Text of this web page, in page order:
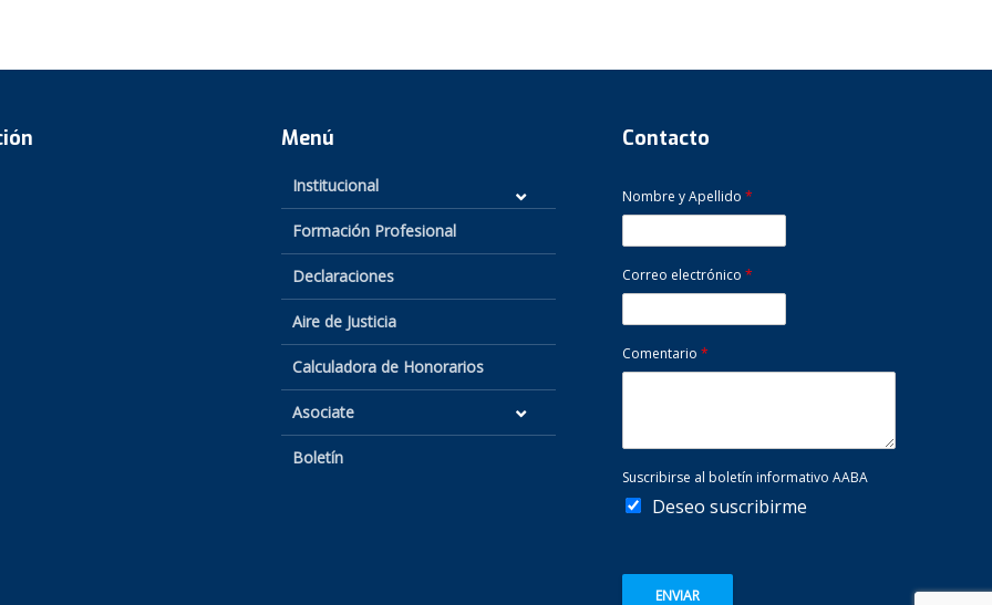
Menú
Institucional
Formación Profesional
Declaraciones
Aire de Justicia
Calculadora de Honorarios
Asociate
Boletín
Contacto
Nombre y Apellido *
Correo electrónico *
Comentario *
Suscribirse al boletín informativo AABA
Deseo suscribirme
ENVIAR